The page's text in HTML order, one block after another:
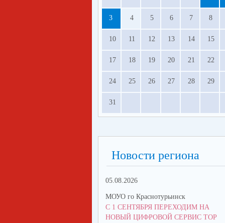
3 4 5 6 7 8
10 11 12 13 14 15
17 18 19 20 21 22
24 25 26 27 28 29
31
Новости региона
05.08.2026
МОУО го Краснотурьинск
С 1 СЕНТЯБРЯ ПЕРЕХОДИМ НА
НОВЫЙ ЦИФРОВОЙ СЕРВИС ТОР